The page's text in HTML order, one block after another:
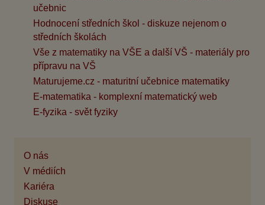
učebnic
Hodnocení středních škol - diskuze nejenom o
středních školách
Vše z matematiky na VŠE a další VŠ - materiály pro
přípravu na VŠ
Maturujeme.cz - maturitní učebnice matematiky
E-matematika - komplexní matematický web
E-fyzika - svět fyziky
O nás
V médiích
Kariéra
Diskuse